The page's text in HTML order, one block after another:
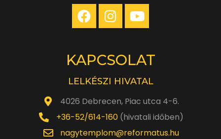
KAPCSOLAT
LELKÉSZI HIVATAL
4026 Debrecen, Piac utca 4-6.
+36-52/614-160(hivatali időben)
nagytemplom@reformatus.hu